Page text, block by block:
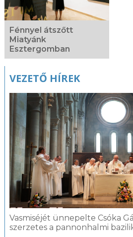
Fénnyel átszőtt
Miatyánk
Esztergomban
VEZETŐ HÍREK
Vasmiséjét ünnepelte Csóka
szerzetes a pannonhalmi